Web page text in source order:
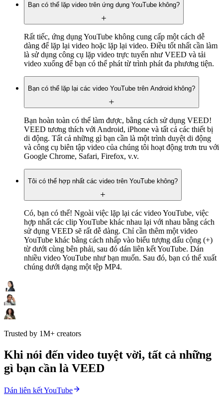
Bạn có thể lặp video trên ứng dụng YouTube không?
Rất tiếc, ứng dụng YouTube không cung cấp một cách dễ
dàng để lặp lại video hoặc lặp lại video. Điều tốt nhất cần làm
là sử dụng công cụ lặp video trực tuyến như VEED và tải
video xuống để bạn có thể phát từ trình phát đa phương tiện.
Bạn có thể lặp lại các video YouTube trên Android không?
Bạn hoàn toàn có thể làm được, bằng cách sử dụng VEED!
VEED tương thích với Android, iPhone và tất cả các thiết bị
di động. Tất cả những gì bạn cần là một trình duyệt di động
và công cụ biên tập video của chúng tôi hoạt động trơn tru với
Google Chrome, Safari, Firefox, v.v.
Tôi có thể hợp nhất các video trên YouTube không?
Có, bạn có thể! Ngoài việc lặp lại các video YouTube, việc
hợp nhất các clip YouTube khác nhau lại với nhau bằng cách
sử dụng VEED sẽ rất dễ dàng. Chỉ cần thêm một video
YouTube khác bằng cách nhấp vào biểu tượng dấu cộng (+)
từ dưới cùng bên phải, sau đó dán liên kết YouTube. Dán
nhiều video YouTube như bạn muốn. Sau đó, bạn có thể xuất
chúng dưới dạng một tệp MP4.
Trusted by 1M+ creators
Khi nói đến video tuyệt vời, tất cả những
gì bạn cần là VEED
Dán liên kết YouTube